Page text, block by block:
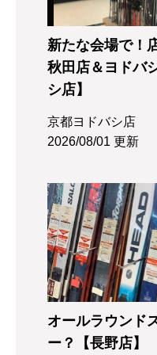
新たな会場で！
秋田店＆ヨドバ
シ店】
京都ヨドバシ店
2026/08/01 更新
オールラウンド
ー？【長野店】